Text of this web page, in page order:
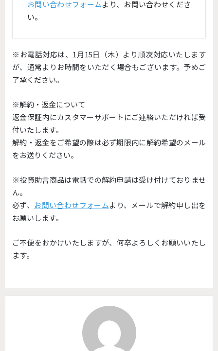
お問い合わせフォームより、お問い合わせくださ
い。
※お電話対応は、1月15日（木）より順次対応いたします
が、通常よりお時間をいただく場合もございます。予めご
了承ください。
※解約・返金について
返金保証内にカスタマーサポートにご連絡いただければ受
付いたします。
解約・返金をご希望の際は必ず期限内に解約希望のメール
をお送りください。
※投資助言商品は電話での解約申請は受け付けておりませ
ん。
必ず、 お問い合わせフォームより、メールで解約申し出を
お願いします。
ご不便をおかけいたしますが、何卒よろしくお願いいたし
ます。